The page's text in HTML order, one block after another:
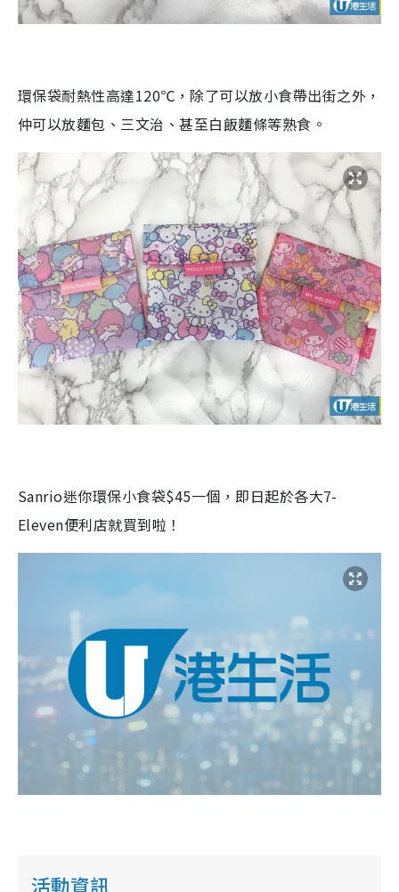
環保袋耐熱性高達120℃，除了可以放小食帶出街之外，
仲可以放麵包、三文治、甚至白飯麵條等熟食。
Sanrio迷你環保小食袋$45一個，即日起於各大7-
Eleven便利店就買到啦！
活動資訊